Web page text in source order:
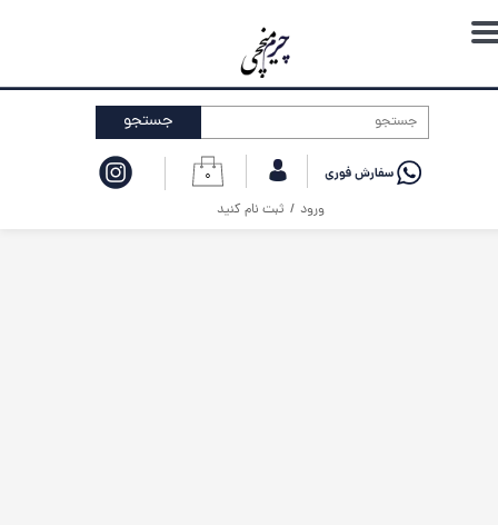
۰
ورود / ثبت نام کنید
حساب کاربری من
تغییر گذر واژه
خروج از حساب کاربری
جستجو